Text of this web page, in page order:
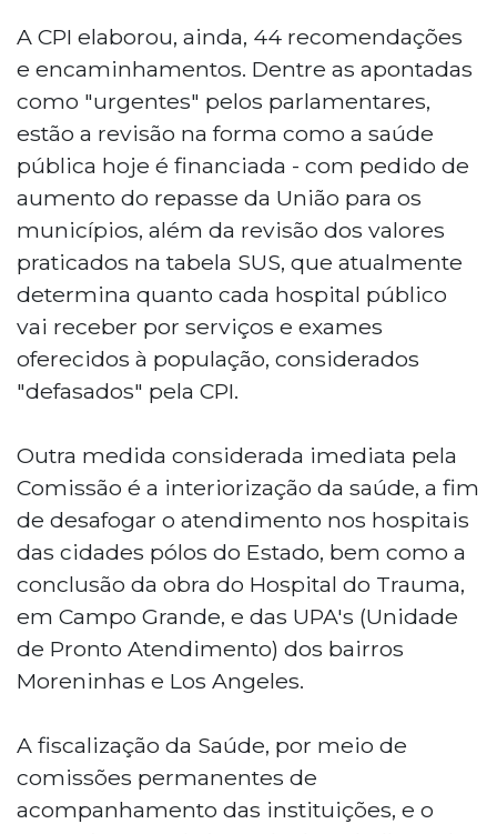
A CPI elaborou, ainda, 44 recomendações
e encaminhamentos. Dentre as apontadas
como "urgentes" pelos parlamentares,
estão a revisão na forma como a saúde
pública hoje é financiada - com pedido de
aumento do repasse da União para os
municípios, além da revisão dos valores
praticados na tabela SUS, que atualmente
determina quanto cada hospital público
vai receber por serviços e exames
oferecidos à população, considerados
"defasados" pela CPI.
Outra medida considerada imediata pela
Comissão é a interiorização da saúde, a fim
de desafogar o atendimento nos hospitais
das cidades pólos do Estado, bem como a
conclusão da obra do Hospital do Trauma,
em Campo Grande, e das UPA's (Unidade
de Pronto Atendimento) dos bairros
Moreninhas e Los Angeles.
A fiscalização da Saúde, por meio de
comissões permanentes de
acompanhamento das instituições, e o